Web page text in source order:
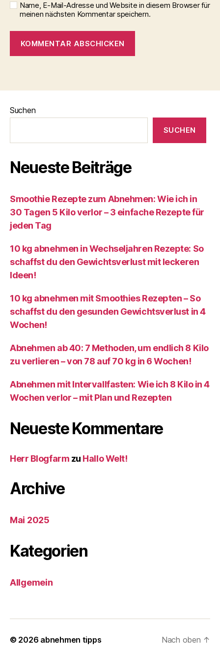
Name, E-Mail-Adresse und Website in diesem Browser für
meinen nächsten Kommentar speichern.
Suchen
SUCHEN
Neueste Beiträge
Smoothie Rezepte zum Abnehmen: Wie ich in
30 Tagen 5 Kilo verlor – 3 einfache Rezepte für
jeden Tag
10 kg abnehmen in Wechseljahren Rezepte: So
schaffst du den Gewichtsverlust mit leckeren
Ideen!
10 kg abnehmen mit Smoothies Rezepten – So
schaffst du den gesunden Gewichtsverlust in 4
Wochen!
Abnehmen ab 40: 7 Methoden, um endlich 8 Kilo
zu verlieren – von 78 auf 70 kg in 6 Wochen!
Abnehmen mit Intervallfasten: Wie ich 8 Kilo in 4
Wochen verlor – mit Plan und Rezepten
Neueste Kommentare
Herr Blogfarm zu Hallo Welt!
Archive
Mai 2025
Kategorien
Allgemein
© 2026 abnehmen tipps Nach oben ↑